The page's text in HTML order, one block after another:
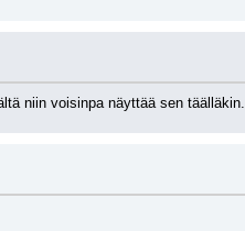
niin voisinpa näyttää sen täälläkin.